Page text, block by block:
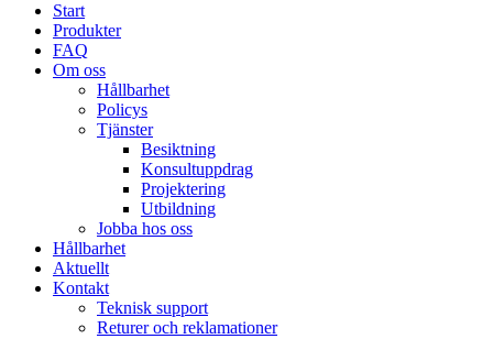
Start
Produkter
FAQ
Om oss
Hållbarhet
Policys
Tjänster
Besiktning
Konsultuppdrag
Projektering
Utbildning
Jobba hos oss
Hållbarhet
Aktuellt
Kontakt
Teknisk support
Returer och reklamationer